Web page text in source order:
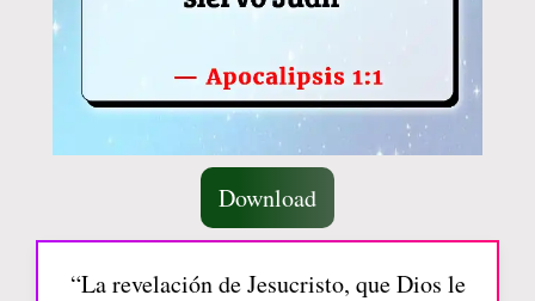
Download
“La revelación de Jesucristo, que Dios le